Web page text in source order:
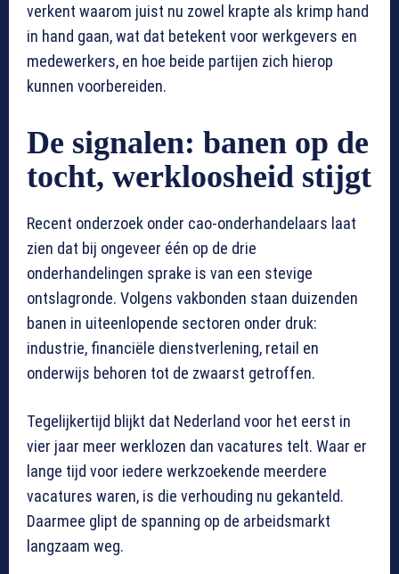
verkent waarom juist nu zowel krapte als krimp hand
in hand gaan, wat dat betekent voor werkgevers en
medewerkers, en hoe beide partijen zich hierop
kunnen voorbereiden.
De signalen: banen op de
tocht, werkloosheid stijgt
Recent onderzoek onder cao-onderhandelaars laat
zien dat bij ongeveer één op de drie
onderhandelingen sprake is van een stevige
ontslagronde. Volgens vakbonden staan duizenden
banen in uiteenlopende sectoren onder druk:
industrie, financiële dienstverlening, retail en
onderwijs behoren tot de zwaarst getroffen.
Tegelijkertijd blijkt dat Nederland voor het eerst in
vier jaar meer werklozen dan vacatures telt. Waar er
lange tijd voor iedere werkzoekende meerdere
vacatures waren, is die verhouding nu gekanteld.
Daarmee glipt de spanning op de arbeidsmarkt
langzaam weg.